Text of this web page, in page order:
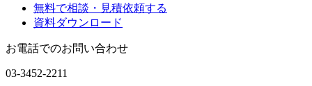
無料で相談・見積依頼する
資料ダウンロード
お電話でのお問い合わせ
03-3452-2211